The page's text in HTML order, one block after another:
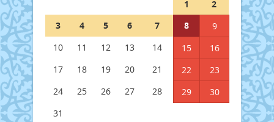
1
2
3
4 5 6 7 8
9
10
11 12 13 14 15
16
17
18 19 20 21 22
23
24
25 26 27 28 29
30
31